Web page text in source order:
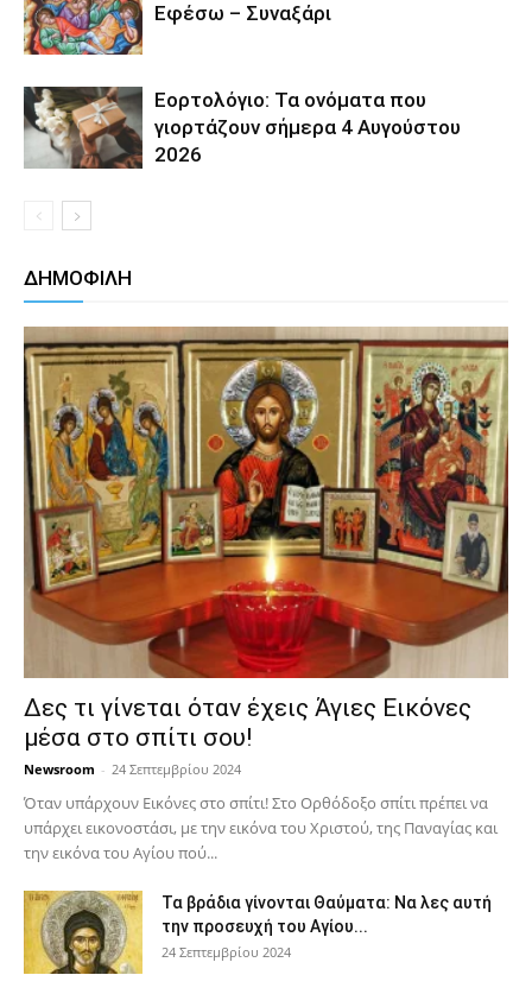
Εφέσω – Συναξάρι
Εορτολόγιο: Τα ονόματα που
γιορτάζουν σήμερα 4 Αυγούστου
2026
ΔΗΜΟΦΙΛΗ
Δες τι γίνεται όταν έχεις Άγιες Εικόνες
μέσα στο σπίτι σου!
Newsroom - 24 Σεπτεμβρίου 2024
Όταν υπάρχουν Εικόνες στο σπίτι! Στο Ορθόδοξο σπίτι πρέπει να
υπάρχει εικονοστάσι, με την εικόνα του Χριστού, της Παν­αγίας και
την εικόνα του Αγίου πού...
Τα βράδια γίνονται Θαύματα: Να λες αυτή
την προσευχή του Αγίου...
24 Σεπτεμβρίου 2024